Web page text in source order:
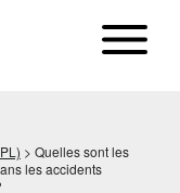
> Quelles sont les
les accidents